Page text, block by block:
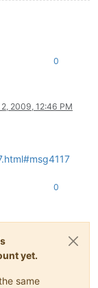
0
2009, 12:46 PM
0
yet.
same